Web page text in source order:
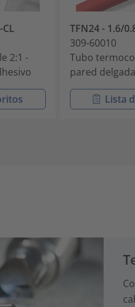
2:1 -
TFN24 - 1.6/
309-60010
Tubo
pared
Lista